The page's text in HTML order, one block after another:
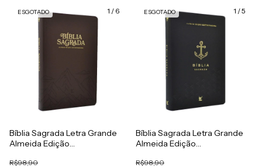
1 / 6
ESGOTADO
Bíblia Sagrada Letra Grande
Almeida Edição
R$98,90
1 /5
ESGOTADO
Bíblia Sagrada Letra Grande
Almeida Edição
R$98,90